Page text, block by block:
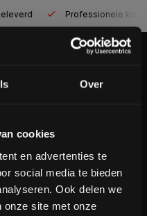
Over
cookies
en advertenties te
social media te bieden
Ook delen we
onze site met onze
Professionele
je volgende
om op de hoogte te
deals en meer
op je eerstvolgende